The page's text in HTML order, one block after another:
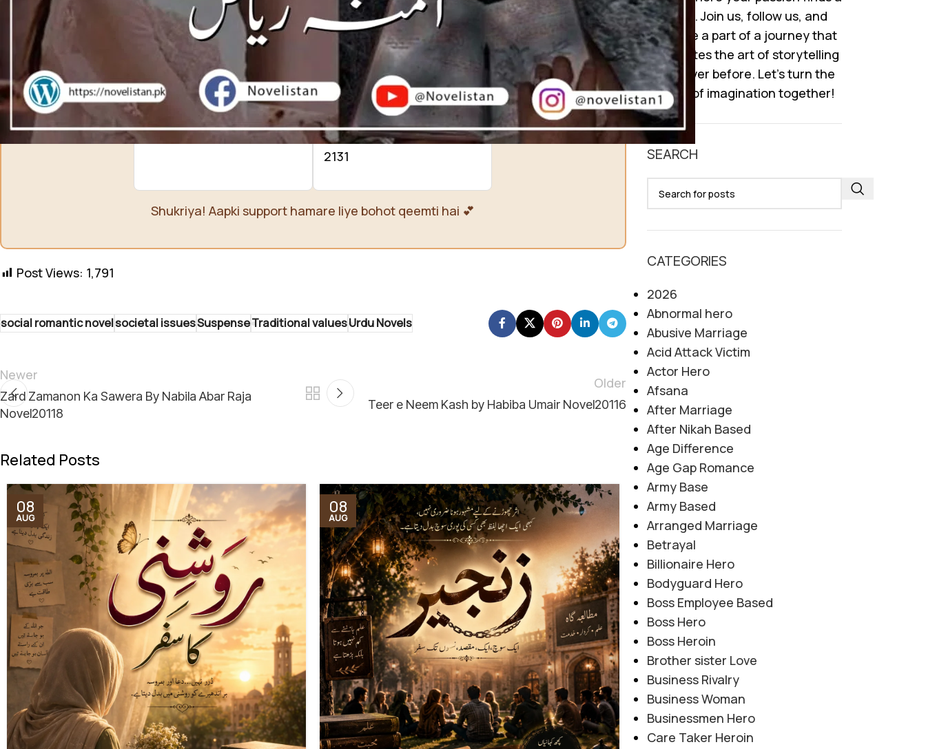
035101052131
ya
0112 0351 0105 2131
Name: Sadia Hassan
IBAN:
PK85 UNIL 0112 0351 0105
2131
Shukriya! Aapki support hamare liye bohot qeemti hai 💕
Post Views: 1,791
social romantic novelsocietal issuesSuspenseTraditional valuesUrdu Novels
Newer
Zard Zamanon Ka Sawera By Nabila Abar Raja
Novel20118
Older
Teer e Neem Kash by Habiba Umair Novel20116
Related Posts
08
AUG
08
AUG
08
home. Join us, follow us, and
become a part of a journey that
celebrates the art of storytelling
like never before. Let’s turn the
pages of imagination together!
SEARCH
CATEGORIES
2026
Abnormal hero
Abusive Marriage
Acid Attack Victim
Actor Hero
Afsana
After Marriage
After Nikah Based
Age Difference
Age Gap Romance
Army Base
Army Based
Arranged Marriage
Betrayal
Billionaire Hero
Bodyguard Hero
Boss Employee Based
Boss Hero
Boss Heroin
Brother sister Love
Business Rivalry
Business Woman
Businessmen Hero
Care Taker Heroin